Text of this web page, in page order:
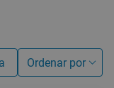
Ordenar por